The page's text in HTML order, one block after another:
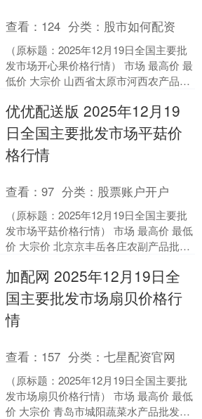
查看： 124 分类： 股市如何配资
（原标题：2025年12月19日全国主要批
发市场开心果价格行情） 市场 最高价 最
低价 大宗价 山西省太原市河西农产品有
优优配送版 2025年12月19
日全国主要批发市场平菇价
格行情
查看：97 分类： 股票账户开户
（原标题：2025年12月19日全国主要批
发市场平菇价格行情） 市场 最高价 最低
价 大宗价 北京京丰岳各庄农副产品批发
加配网 2025年12月19日全
国主要批发市场扇贝价格行
情
查看： 157 分类：七星配资官网
（原标题：2025年12月19日全国主要批
发市场扇贝价格行情） 市场 最高价 最低
价 大宗价 青岛市城阳蔬菜水产品批发市